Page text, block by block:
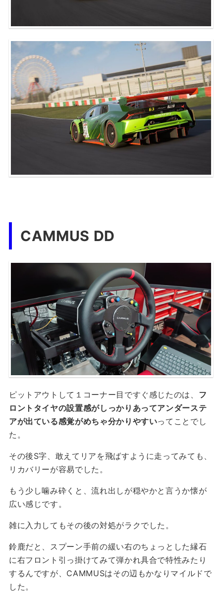
CAMMUS DD
ピットアウトして１コーナー目ですぐ感じたのは、 フ
ロントタイヤの設置感がしっかりあってアンダーステ
アが出ている感覚がめちゃ分かりやすいってことでし
た。
その後S字、敢えてリアを飛ばすように走ってみても、
リカバリーが容易でした。
もう少し噛み砕くと、流れ出しが穏やかと言うか懐が
広い感じです。
雑に入力してもその後の対処がラクでした。
鈴鹿だと、スプーン手前の緩い右のちょっとした縁石
に右フロント引っ掛けてみて弾かれ具合で特性みたり
するんですが、CAMMUSはその辺もかなりマイルドで
した。